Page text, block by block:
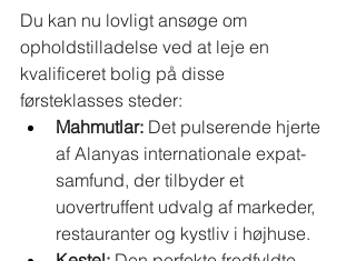
Du kan nu lovligt ansøge om
opholdstilladelse ved at leje en
kvalificeret bolig på disse
førsteklasses steder:
Mahmutlar: Det pulserende hjerte
af Alanyas internationale expat-
samfund, der tilbyder et
uovertruffent udvalg af markeder,
restauranter og kystliv i højhuse.